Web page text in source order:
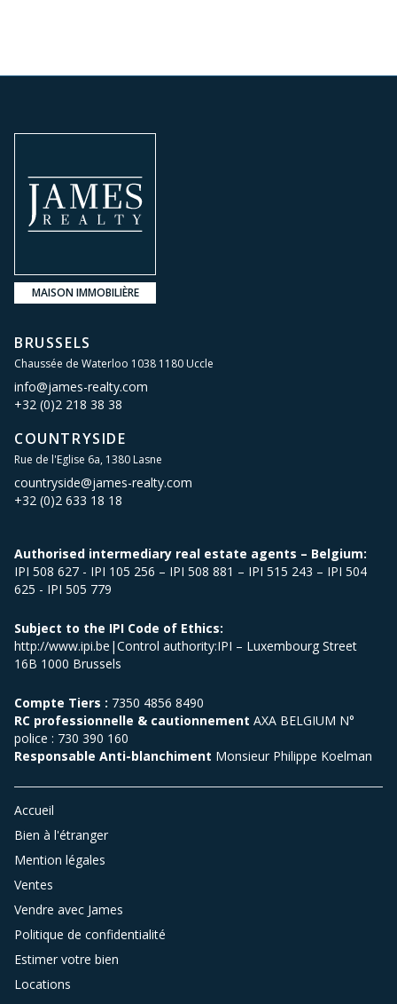
MAISON IMMOBILIÈRE
BRUSSELS
Chaussée de Waterloo 1038 1180 Uccle
info@james-realty.com
+32 (0)2 218 38 38
COUNTRYSIDE
Rue de l'Eglise 6a, 1380 Lasne
countryside@james-realty.com
+32 (0)2 633 18 18
Authorised intermediary real estate agents – Belgium:
IPI 508 627 - IPI 105 256 – IPI 508 881 – IPI 515 243 – IPI 504
625 - IPI 505 779
Subject to the IPI Code of Ethics:
http://www.ipi.be|Control authority:IPI – Luxembourg Street
16B 1000 Brussels
Compte Tiers : 7350 4856 8490
RC professionnelle & cautionnement AXA BELGIUM N°
police : 730 390 160
Responsable Anti-blanchiment Monsieur Philippe Koelman
Accueil
Bien à l'étranger
Mention légales
Ventes
Vendre avec James
Politique de confidentialité
Estimer votre bien
Locations